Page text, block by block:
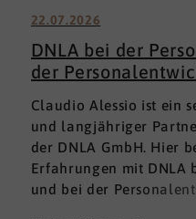
22.07.2026
DNLA bei der
der
Claudio Alessio ist ein
und langjähriger
der DNLA GmbH. Hier
Erfahrungen mit DNLA
und bei der